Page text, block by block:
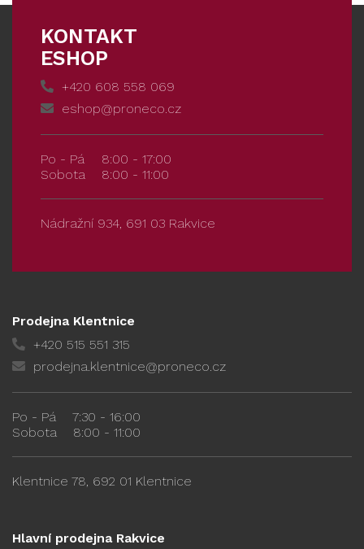
KONTAKT
ESHOP
+420 608 558 069
eshop@proneco.cz
Po - Pá
8:00 - 17:00
Sobota
8:00 - 11:00
Nádražní 934, 691 03 Rakvice
Prodejna Klentnice
+420 515 551 315
prodejna.klentnice@proneco.cz
Po - Pá
7:30 - 16:00
Sobota
8:00 - 11:00
Klentnice 78, 692 01 Klentnice
Hlavní prodejna Rakvice